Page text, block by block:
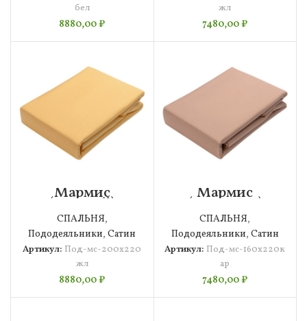
бел
8880,00₽
жл
7480,00₽
Мармис
(желтый)
Пододеяльник
200х220
СПАЛЬНЯ,
Пододеяльники,Сатин
Артикул: Под-мс-200х220
жл
8880,00₽
Мармис
(карамель)
Пододеяльник
160х220
СПАЛЬНЯ,
Пододеяльники, Сатин
Артикул: Под-мс-160х220к
ар
7480,00₽